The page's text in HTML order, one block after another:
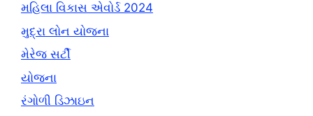
મહિલા વિકાસ એવોર્ડ 2024
મુદ્રા લોન યોજના
મેરેજ સર્ટી
યોજના
રંગોળી ડિઝાઇન